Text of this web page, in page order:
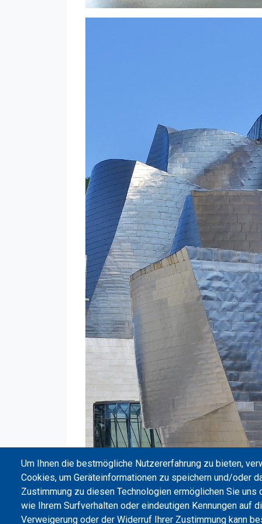
*Auf drei Bildern sind eine
Räume sowie Pupi zu erkennen, ein
Um Ihnen die bestmögliche Nutzererfahrung zu bieten,
Cookies, um Geräteinformationen zu speichern und/oder
Zustimmung zu diesen Technologien ermöglichen Sie uns
wie Ihrem Surfverhalten oder eindeutigen Kennungen auf
Verweigerung oder der Widerruf Ihrer Zustimmung kann